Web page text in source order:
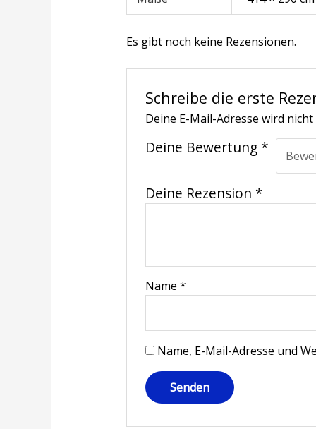
Es gibt noch keine Rezensionen.
Schreibe die erste
Deine E-Mail-Adresse wird
Deine Bewertung *
Deine Rezension *
Name*
Name, E-Mail-Adresse und